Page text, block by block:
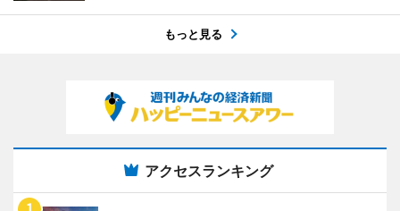
もっと見る
アクセスランキング